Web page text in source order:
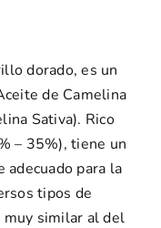
dorado, es un
de Camelina
Sativa). Rico
– 35%), tiene un
adecuado para la
tipos de
muy similar al del